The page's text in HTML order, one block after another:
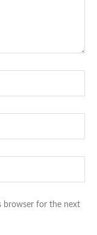
browser for the next